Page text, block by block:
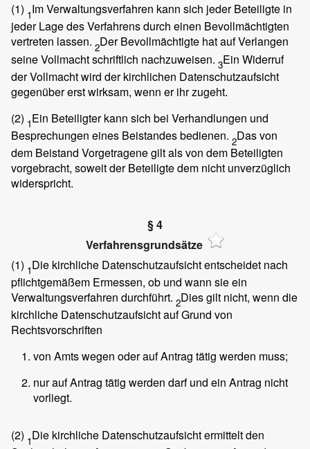
(1) 1Im Verwaltungsverfahren kann sich jeder Beteiligte in
jeder Lage des Verfahrens durch einen Bevollmächtigten
vertreten lassen. 2Der Bevollmächtigte hat auf Verlangen
seine Vollmacht schriftlich nachzuweisen. 3Ein Widerruf
der Vollmacht wird der kirchlichen Datenschutzaufsicht
gegenüber erst wirksam, wenn er ihr zugeht.
(2) 1Ein Beteiligter kann sich bei Verhandlungen und
Besprechungen eines Beistandes bedienen. 2Das von
dem Beistand Vorgetragene gilt als von dem Beteiligten
vorgebracht, soweit der Beteiligte dem nicht unverzüglich
widerspricht.
§ 4
Verfahrensgrundsätze
(1) 1Die kirchliche Datenschutzaufsicht entscheidet nach
pflichtgemäßem Ermessen, ob und wann sie ein
Verwaltungsverfahren durchführt. 2Dies gilt nicht, wenn die
kirchliche Datenschutzaufsicht auf Grund von
Rechtsvorschriften
von Amts wegen oder auf Antrag tätig werden muss;
nur auf Antrag tätig werden darf und ein Antrag nicht
vorliegt.
(2) 1Die kirchliche Datenschutzaufsicht ermittelt den